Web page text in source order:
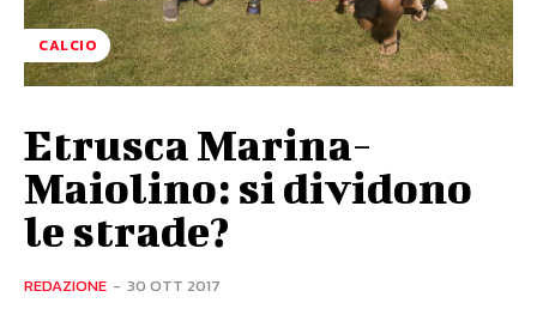
CALCIO
Etrusca Marina-
Maiolino: si dividono
le strade?
REDAZIONE - 30 OTT 2017